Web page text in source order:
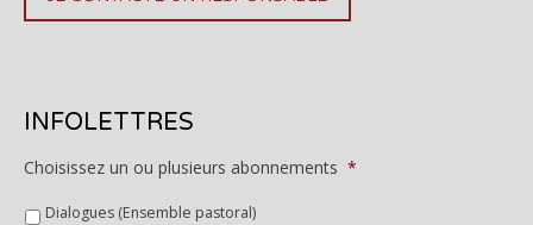
INFOLETTRES
Choisissez un ou plusieurs abonnements *
Dialogues (Ensemble pastoral)